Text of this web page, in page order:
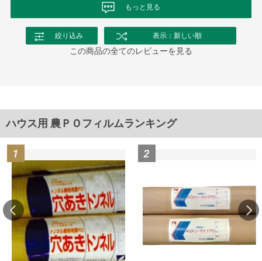
もっと見る
絞り込み 表示：新しい順
この商品の全てのレビューを見る
ハウス用 農ＰＯフィルムランキング